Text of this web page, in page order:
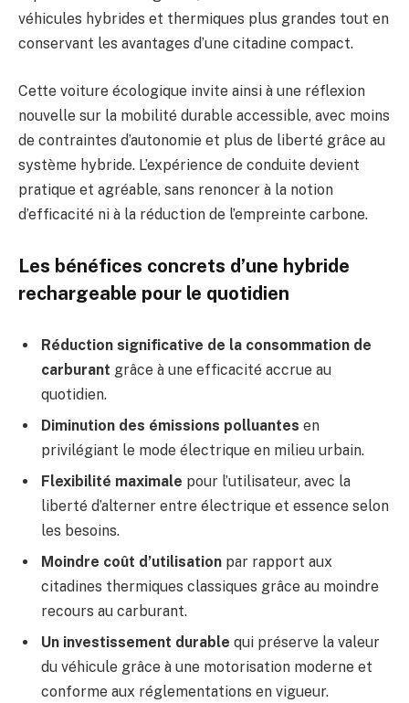
véhicules hybrides et thermiques plus grandes tout en
conservant les avantages d’une citadine compact.
Cette voiture écologique invite ainsi à une réflexion
nouvelle sur la mobilité durable accessible, avec moins
de contraintes d’autonomie et plus de liberté grâce au
système hybride. L’expérience de conduite devient
pratique et agréable, sans renoncer à la notion
d’efficacité ni à la réduction de l’empreinte carbone.
Les bénéfices concrets d’une hybride
rechargeable pour le quotidien
Réduction significative de la consommation de
carburant grâce à une efficacité accrue au
quotidien.
Diminution des émissions polluantes en
privilégiant le mode électrique en milieu urbain.
Flexibilité maximale pour l’utilisateur, avec la
liberté d’alterner entre électrique et essence selon
les besoins.
Moindre coût d’utilisation par rapport aux
citadines thermiques classiques grâce au moindre
recours au carburant.
Un investissement durable qui préserve la valeur
du véhicule grâce à une motorisation moderne et
conforme aux réglementations en vigueur.